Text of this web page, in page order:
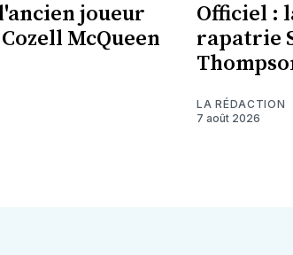
joueur
McQueen
Officiel :
rapatrie
LA RÉDACTION
7 août 2026